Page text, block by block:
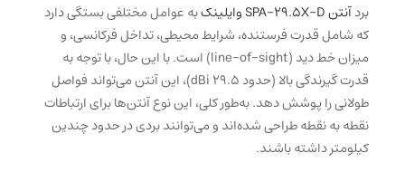
بردآنتن SPA-29.5X-D وایلینک
به عوامل مختلفی بستگی دارد
که شامل قدرت فرستنده، شرایط محیطی، تداخل فرکانسی، و
میزان خط دید (line-of-sight) است. با این حال، با توجه به
قدرت گیرندگی بالا (حدود 29.5 dBi)، این آنتن می‌تواند فواصل
طولانی را پوشش دهد. به‌طور کلی، این نوع آنتن‌ها برای ارتباطات
نقطه به نقطه طراحی شده‌اند و می‌توانند بردی در حدود چندین
کیلومتر داشته باشند.